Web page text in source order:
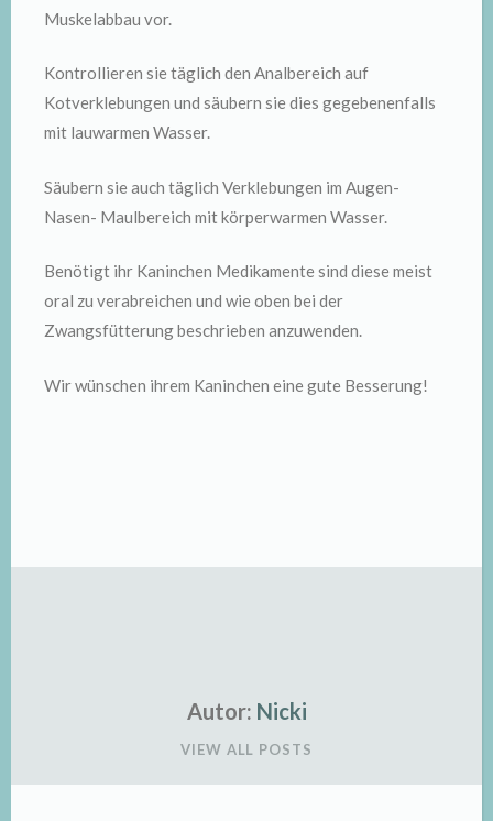
Muskelabbau vor.
Kontrollieren sie täglich den Analbereich auf
Kotverklebungen und säubern sie dies gegebenenfalls
mit lauwarmen Wasser.
Säubern sie auch täglich Verklebungen im Augen-
Nasen- Maulbereich mit körperwarmen Wasser.
Benötigt ihr Kaninchen Medikamente sind diese meist
oral zu verabreichen und wie oben bei der
Zwangsfütterung beschrieben anzuwenden.
Wir wünschen ihrem Kaninchen eine gute Besserung!
Autor: Nicki
VIEW ALL POSTS